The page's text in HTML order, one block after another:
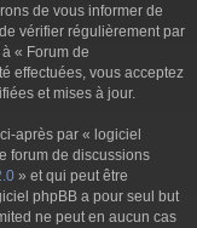
de vous informer de
vérifier régulièrement par
« Forum de
effectuées, vous acceptez
et mises à jour.
après par « logiciel
forum de discussions
» et qui peut être
phpBB a pour seul but
ne peut en aucun cas